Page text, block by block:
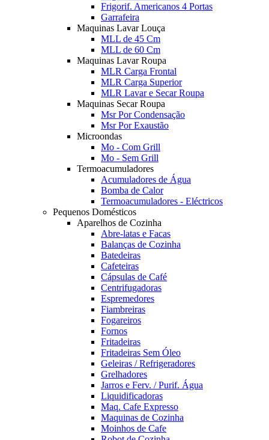
Frigorif. Americanos 4 Portas
Garrafeira
Maquinas Lavar Louça
MLL de 45 Cm
MLL de 60 Cm
Maquinas Lavar Roupa
MLR Carga Frontal
MLR Carga Superior
MLR Lavar e Secar Roupa
Maquinas Secar Roupa
Msr Por Condensação
Msr Por Exaustão
Microondas
Mo - Com Grill
Mo - Sem Grill
Termoacumuladores
Acumuladores de Água
Bomba de Calor
Termoacumuladores - Eléctricos
Pequenos Domésticos
Aparelhos de Cozinha
Abre-latas e Facas
Balanças de Cozinha
Batedeiras
Cafeteiras
Cápsulas de Café
Centrifugadoras
Espremedores
Fiambreiras
Fogareiros
Fornos
Fritadeiras
Fritadeiras Sem Óleo
Geleiras / Refrigeradores
Grelhadores
Jarros e Ferv. / Purif. Água
Liquidificadoras
Maq. Cafe Expresso
Maquinas de Cozinha
Moinhos de Cafe